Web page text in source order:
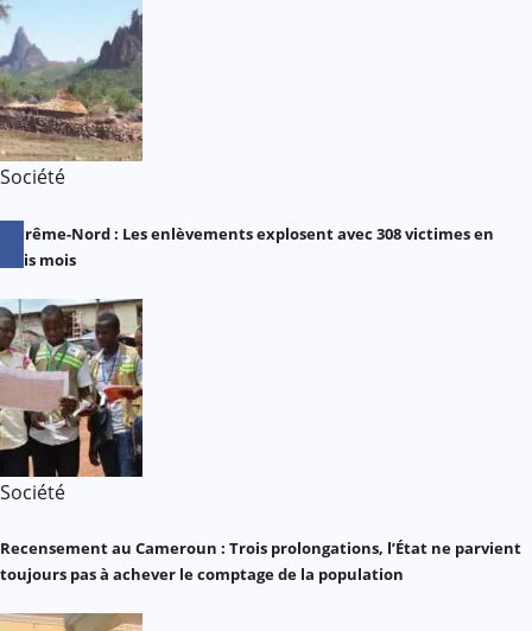
Société
Extrême-Nord : Les enlèvements explosent avec 308 victimes en
trois mois
Société
Recensement au Cameroun : Trois prolongations, l’État ne parvient
toujours pas à achever le comptage de la population